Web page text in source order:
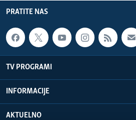
PRATITE NAS
TV PROGRAMI
INFORMACIJE
AKTUELNO